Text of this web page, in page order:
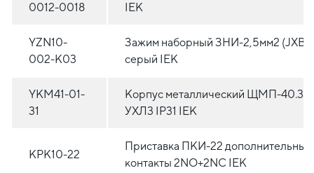
0012-0018
IEK
YZN10-
002-K03
Зажим наборный ЗНИ-2,5мм2
серый IEK
YKM41-01-
31
Корпус металлический ЩМП-
УХЛ3 IP31 IEK
KPK10-22
Приставка ПКИ-22 дополнительные
контакты 2NO+2NC IEK